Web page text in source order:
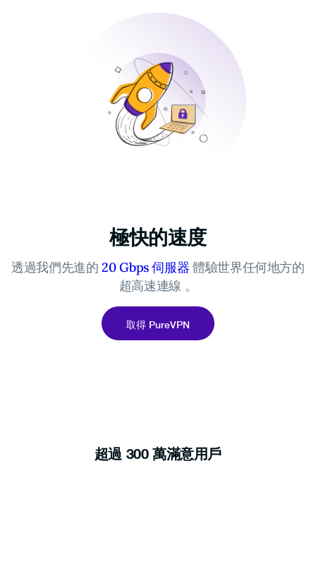
極快的速度
透過我們先進的20 Gbps 伺服器體驗世界任何地方的
超高速連線 。
取得 PureVPN
超過 300 萬滿意用戶